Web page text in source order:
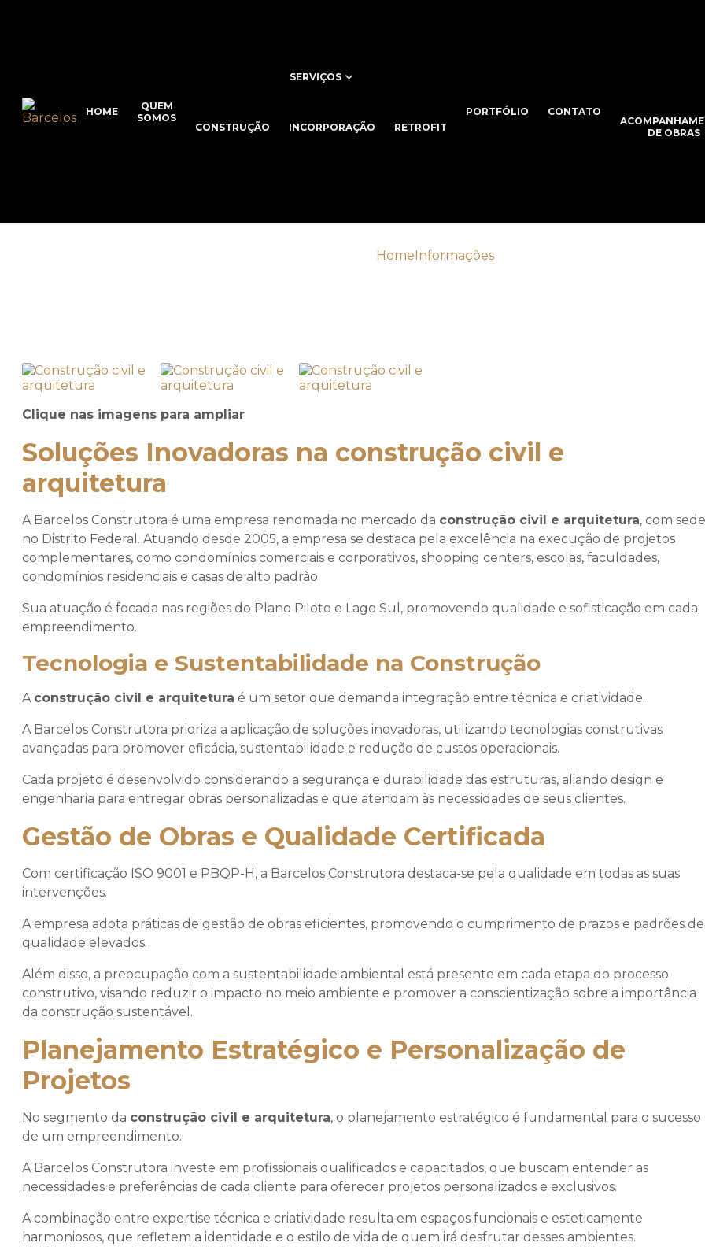
HOME
QUEM
SOMOS
SERVIÇOS
CONSTRUÇÃO INCORPORAÇÃO RETROFIT
PORTFÓLIO
CONTATO
DE OBRAS
HomeInformações
Clique nas imagens para ampliar
Soluções Inovadoras na construção civil e
arquitetura
A Barcelos Construtora é uma empresa renomada no mercado da construção civil e arquitetura, com sede
no Distrito Federal. Atuando desde 2005, a empresa se destaca pela excelência na execução de projetos
complementares, como condomínios comerciais e corporativos, shopping centers, escolas, faculdades,
condomínios residenciais e casas de alto padrão.
Sua atuação é focada nas regiões do Plano Piloto e Lago Sul, promovendo qualidade e sofisticação em cada
empreendimento.
Tecnologia e Sustentabilidade na Construção
A construção civil e arquitetura é um setor que demanda integração entre técnica e criatividade.
A Barcelos Construtora prioriza a aplicação de soluções inovadoras, utilizando tecnologias construtivas
avançadas para promover eficácia, sustentabilidade e redução de custos operacionais.
Cada projeto é desenvolvido considerando a segurança e durabilidade das estruturas, aliando design e
engenharia para entregar obras personalizadas e que atendam às necessidades de seus clientes.
Gestão de Obras e Qualidade Certificada
Com certificação ISO 9001 e PBQP-H, a Barcelos Construtora destaca-se pela qualidade em todas as suas
intervenções.
A empresa adota práticas de gestão de obras eficientes, promovendo o cumprimento de prazos e padrões de
qualidade elevados.
Além disso, a preocupação com a sustentabilidade ambiental está presente em cada etapa do processo
construtivo, visando reduzir o impacto no meio ambiente e promover a conscientização sobre a importância
da construção sustentável.
Planejamento Estratégico e Personalização de
Projetos
No segmento da construção civil e arquitetura, o planejamento estratégico é fundamental para o sucesso
de um empreendimento.
A Barcelos Construtora investe em profissionais qualificados e capacitados, que buscam entender as
necessidades e preferências de cada cliente para oferecer projetos personalizados e exclusivos.
A combinação entre expertise técnica e criatividade resulta em espaços funcionais e esteticamente
harmoniosos, que refletem a identidade e o estilo de vida de quem irá desfrutar desses ambientes.